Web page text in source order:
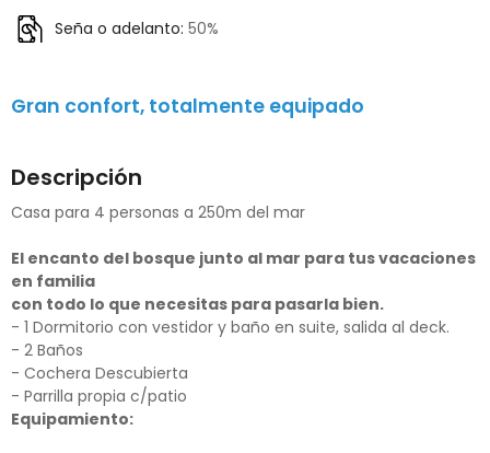
Seña o adelanto: 50%
Gran confort, totalmente equipado
Descripción
Casa para 4 personas a 250m del mar
El encanto del bosque junto al mar para tus vacaciones
en familia
con todo lo que necesitas para pasarla bien.
- 1 Dormitorio con vestidor y baño en suite, salida al deck.
- 2 Baños
- Cochera Descubierta
- Parrilla propia c/patio
Equipamiento: